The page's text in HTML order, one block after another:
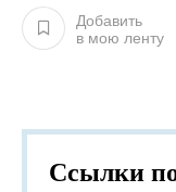
Добавить
в мою ленту
Ссылки